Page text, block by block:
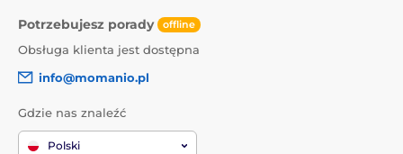
Potrzebujesz porady offline
Obsługa klienta jest dostępna
info@momanio.pl
Gdzie nas znaleźć
Polski